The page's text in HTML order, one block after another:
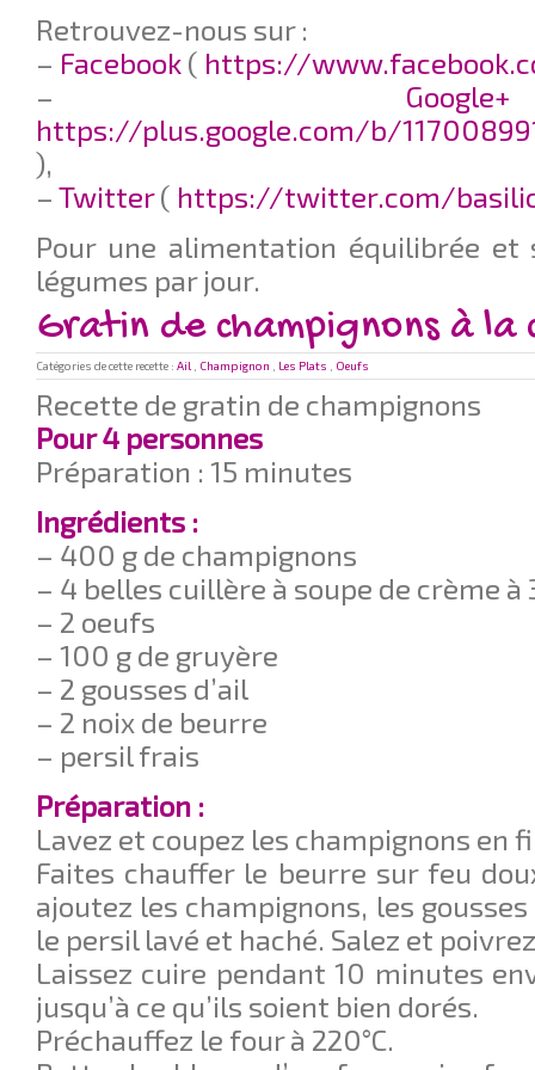
Retrouvez-nous sur :
– Facebook ( https://
–
https://plus.google.com/b/
),
– Twitter( https://twitter.com/
Pour une alimentation équilibrée
légumes par jour.
Gratin de champignons à la
Catégories de cette recette : Ail Champignon Les Plats Oeufs
Recette de gratin de champignons
Pour 4 personnes
Préparation : 15 minutes
Ingrédients :
– 400 g de champignons
– 4 belles cuillère à soupe de crème à
– 2 oeufs
– 100 g de gruyère
– 2 gousses d’ail
– 2 noix de beurre
– persil frais
Préparation :
Lavez et coupez les champignons en
Faites chauffer le beurre sur feu
ajoutez les champignons, les
le persil lavé et haché. Salez et
Laissez cuire pendant 10 minutes
jusqu’à ce qu’ils soient bien dorés.
Préchauffez le four à 220°C.